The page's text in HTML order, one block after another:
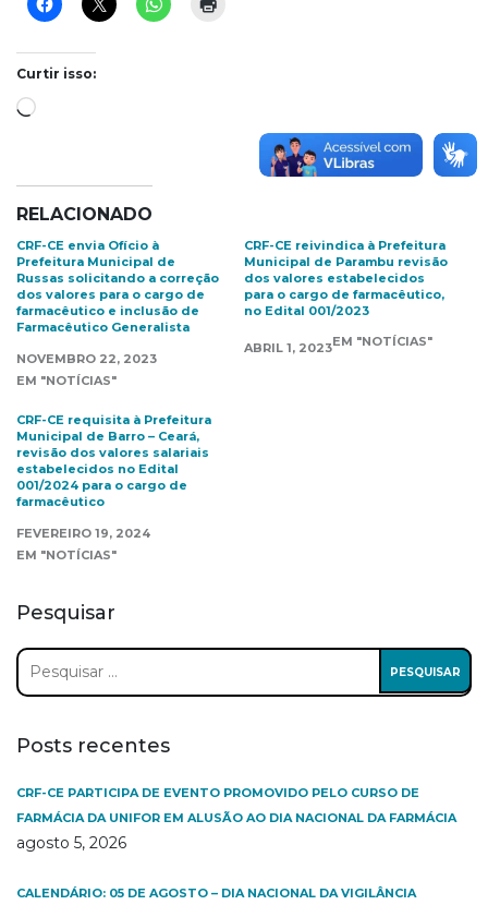
Curtir isso:
Carregando...
RELACIONADO
CRF-CE envia Ofício à
Prefeitura Municipal de
Russas solicitando a correção
dos valores para o cargo de
farmacêutico e inclusão de
Farmacêutico Generalista
NOVEMBRO 22, 2023
EM "NOTÍCIAS"
CRF-CE reivindica à Prefeitura
Municipal de Parambu revisão
dos valores estabelecidos
para o cargo de farmacêutico,
no Edital 001/2023
ABRIL 1, 2023EM "NOTÍCIAS"
CRF-CE requisita à Prefeitura
Municipal de Barro – Ceará,
revisão dos valores salariais
estabelecidos no Edital
001/2024 para o cargo de
farmacêutico
FEVEREIRO 19, 2024
EM "NOTÍCIAS"
Pesquisar
Pesquisar
por:
Posts recentes
CRF-CE PARTICIPA DE EVENTO PROMOVIDO PELO CURSO DE
FARMÁCIA DA UNIFOR EM ALUSÃO AO DIA NACIONAL DA FARMÁCIA
agosto 5, 2026
CALENDÁRIO: 05 DE AGOSTO – DIA NACIONAL DA VIGILÂNCIA